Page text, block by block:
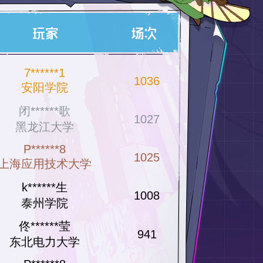
7******1
安阳学院
1036
闭******歌
黑龙江大学
1027
P******8
海应用技术大学
1025
k******生
泰州学院
1008
佟******莹
东北电力大学
941